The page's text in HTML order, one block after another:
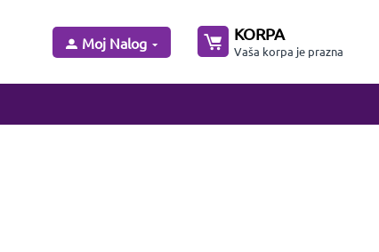
Moj Nalog KORPA
Vaša korpa je prazna